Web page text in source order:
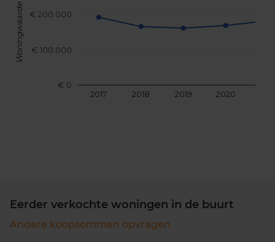
2017 2018 2019 2020
€ 0
€ 100.000
€ 200.000
Woningwaarde
Eerder verkochte woningen in de buurt
Andere koopsommen opvragen